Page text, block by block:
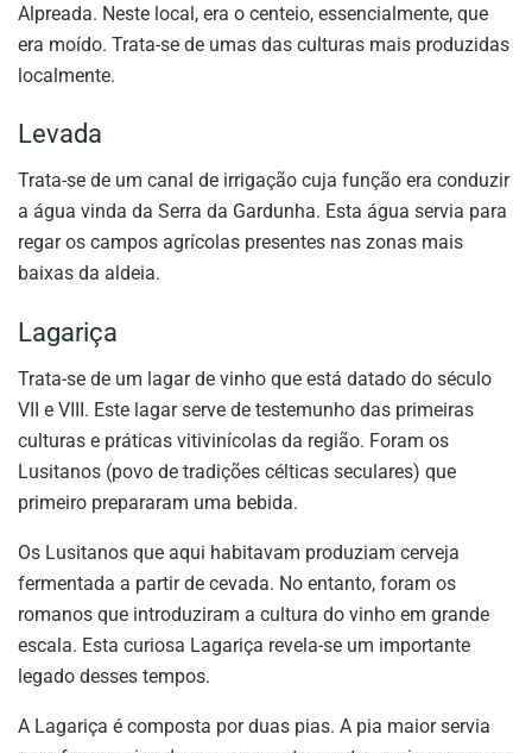
Alpreada. Neste local, era o centeio, essencialmente, que
era moído. Trata-se de umas das culturas mais produzidas
localmente.
Levada
Trata-se de um canal de irrigação cuja função era conduzir
a água vinda da Serra da Gardunha. Esta água servia para
regar os campos agrícolas presentes nas zonas mais
baixas da aldeia.
Lagariça
Trata-se de um lagar de vinho que está datado do século
VII e VIII. Este lagar serve de testemunho das primeiras
culturas e práticas vitivinícolas da região. Foram os
Lusitanos (povo de tradições célticas seculares) que
primeiro prepararam uma bebida.
Os Lusitanos que aqui habitavam produziam cerveja
fermentada a partir de cevada. No entanto, foram os
romanos que introduziram a cultura do vinho em grande
escala. Esta curiosa Lagariça revela-se um importante
legado desses tempos.
A Lagariça é composta por duas pias. A pia maior servia